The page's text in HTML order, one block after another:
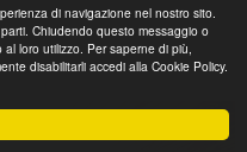
di navigazione nel nostro sito.
Chiudendo questo messaggio o
loro utilizzo. Per saperne di più,
disabilitarli accedi alla Cookie Policy.
su 2 piani.